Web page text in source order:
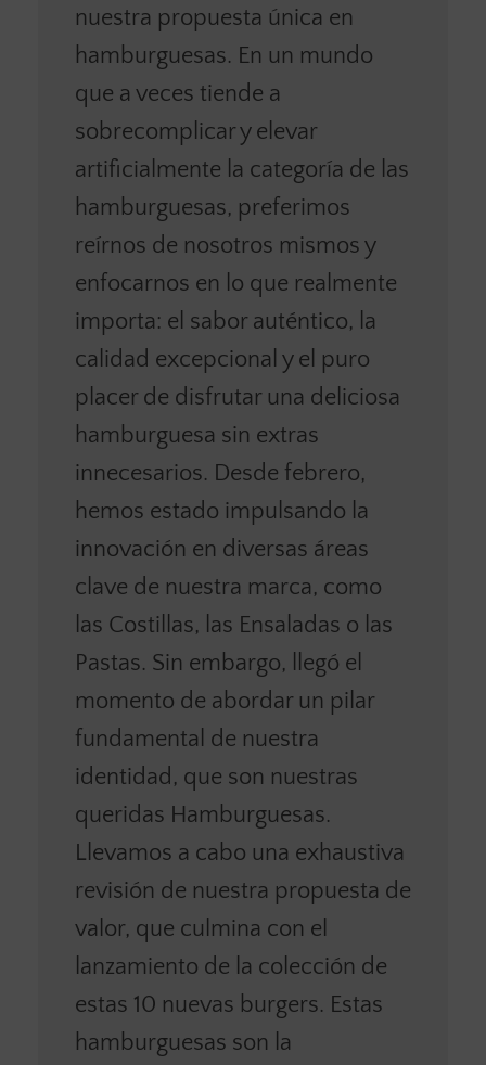
nuestra propuesta única en
hamburguesas. En un mundo
que a veces tiende a
sobrecomplicar y elevar
artificialmente la categoría de las
hamburguesas, preferimos
reírnos de nosotros mismos y
enfocarnos en lo que realmente
importa: el sabor auténtico, la
calidad excepcional y el puro
placer de disfrutar una deliciosa
hamburguesa sin extras
innecesarios. Desde febrero,
hemos estado impulsando la
innovación en diversas áreas
clave de nuestra marca, como
las Costillas, las Ensaladas o las
Pastas. Sin embargo, llegó el
momento de abordar un pilar
fundamental de nuestra
identidad, que son nuestras
queridas Hamburguesas.
Llevamos a cabo una exhaustiva
revisión de nuestra propuesta de
valor, que culmina con el
lanzamiento de la colección de
estas 10 nuevas burgers. Estas
hamburguesas son la